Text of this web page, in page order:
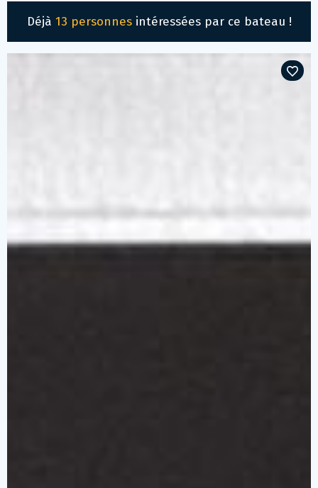
Déjà 13 personnesintéressées par ce bateau !